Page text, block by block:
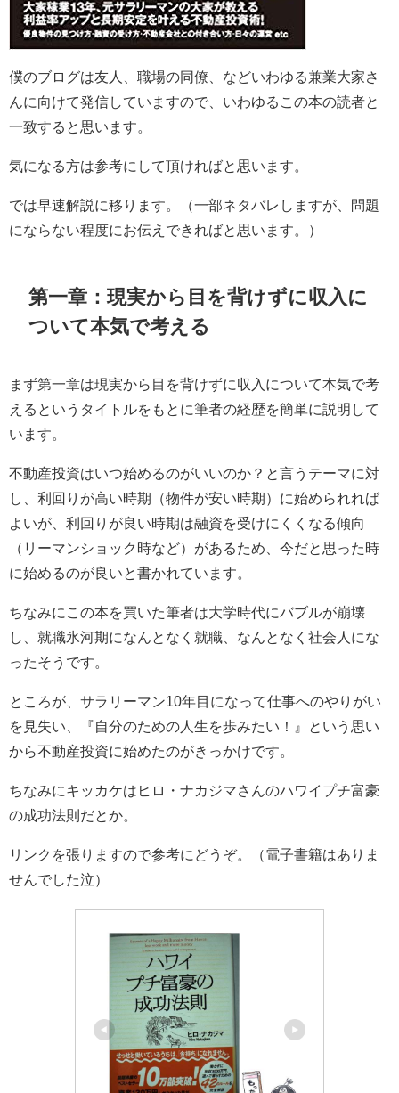
僕のブログは友人、職場の同僚、などいわゆる兼業大家さ
んに向けて発信していますので、いわゆるこの本の読者と
一致すると思います。
気になる方は参考にして頂ければと思います。
では早速解説に移ります。（一部ネタバレしますが、問題
にならない程度にお伝えできればと思います。）
第一章：現実から目を背けずに収入に
ついて本気で考える
まず第一章は現実から目を背けずに収入について本気で考
えるというタイトルをもとに筆者の経歴を簡単に説明して
います。
不動産投資はいつ始めるのがいいのか？と言うテーマに対
し、利回りが高い時期（物件が安い時期）に始められれば
よいが、利回りが良い時期は融資を受けにくくなる傾向
（リーマンショック時など）があるため、今だと思った時
に始めるのが良いと書かれています。
ちなみにこの本を買いた筆者は大学時代にバブルが崩壊
し、就職氷河期になんとなく就職、なんとなく社会人にな
ったそうです。
ところが、サラリーマン10年目になって仕事へのやりがい
を見失い、『自分のための人生を歩みたい！』という思い
から不動産投資に始めたのがきっかけです。
ちなみにキッカケはヒロ・ナカジマさんのハワイプチ富豪
の成功法則だとか。
リンクを張りますので参考にどうぞ。（電子書籍はありま
せんでした泣）